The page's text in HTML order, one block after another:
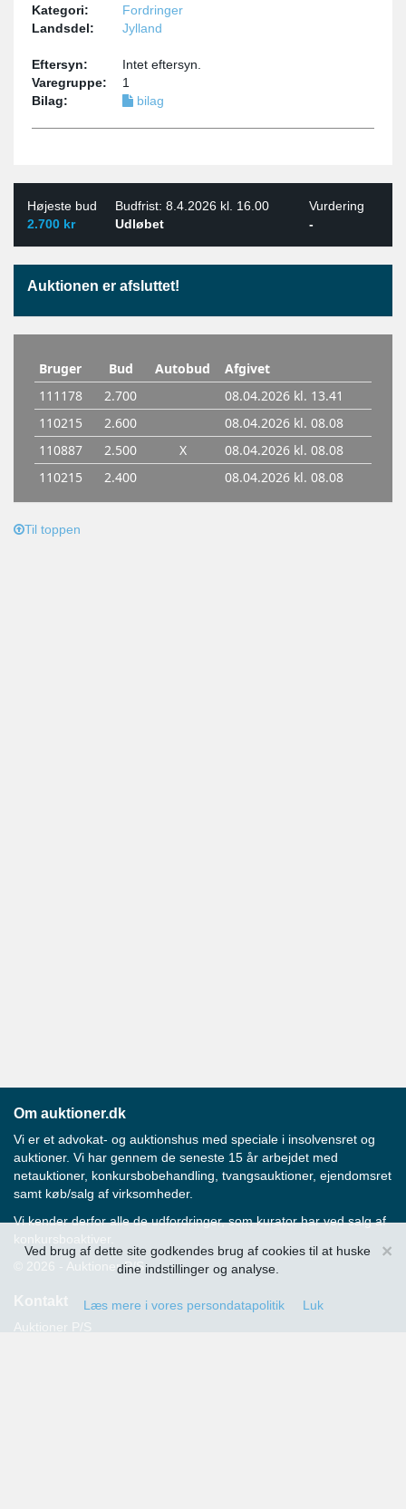
×
Ved brug af dette site godkendes brug af cookies til at huske
dine indstillinger og analyse.
Læs mere i vores persondatapolitik Luk
Kategori:
Fordringer
Landsdel:
Jylland
Eftersyn:
Intet eftersyn.
Varegruppe:
1
Bilag:
bilag
Højeste bud Budfrist: 8.4.2026 kl. 16.00
Vurdering
2.700 kr
Udløbet -
Auktionen er afsluttet!
Til toppen
Om auktioner.dk
Vi er et advokat- og auktionshus med speciale i insolvensret og
auktioner. Vi har gennem de seneste 15 år arbejdet med
netauktioner, konkursbobehandling, tvangsauktioner, ejendomsret
samt køb/salg af virksomheder.
Vi kender derfor alle de udfordringer, som kurator har ved salg af
konkursboaktiver.
© 2026 - Auktioner P/S
Kontakt
Auktioner P/S